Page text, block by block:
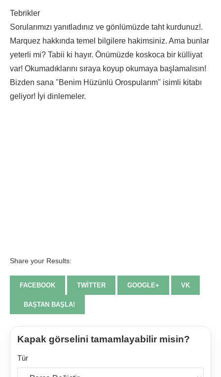
Tebrikler
Sorularımızı yanıtladınız ve gönlümüzde taht kurdunuz!.
Marquez hakkında temel bilgilere hakimsiniz. Ama bunlar
yeterli mi? Tabii ki hayır. Önümüzde koskoca bir külliyat
var! Okumadıklarını sıraya koyup okumaya başlamalısın!
Bizden sana "Benim Hüzünlü Orospularım" isimli kitabı
geliyor! İyi dinlemeler.
Share your Results:
FACEBOOK TWITTER GOOGLE+ VK
BAŞTAN BAŞLA!
Kapak görselini tamamlayabilir misin?
Tür